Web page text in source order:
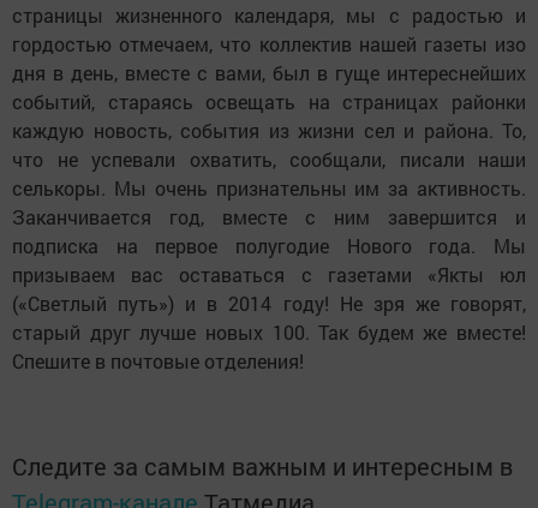
страницы жизненного календаря, мы с радостью и
гордостью отмечаем, что коллектив нашей газеты изо
дня в день, вместе с вами, был в гуще интереснейших
событий, стараясь освещать на страницах районки
каждую новость, события из жизни сел и района. То,
что не успевали охватить, сообщали, писали наши
селькоры. Мы очень признательны им за активность.
Заканчивается год, вместе с ним завершится и
подписка на первое полугодие Нового года. Мы
призываем вас оставаться с газетами «Якты юл
(«Светлый путь») и в 2014 году! Не зря же говорят,
старый друг лучше новых 100. Так будем же вместе!
Спешите в почтовые отделения!
Следите за самым важным и интересным в
Telegram-канале Татмедиа